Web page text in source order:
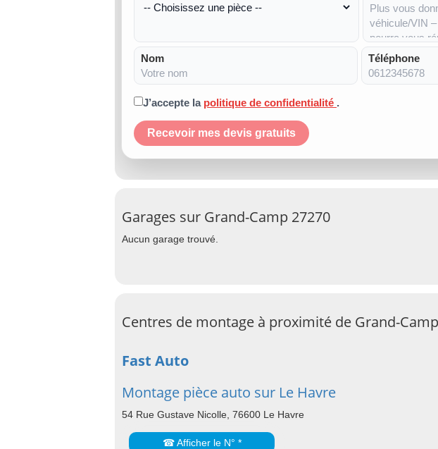
Nom Téléphone
J’accepte la politique de confidentialité .
Recevoir mes devis gratuits
Garages sur Grand-Camp 27270
Aucun garage trouvé.
Centres de montage à proximité de Grand-
Fast Auto
Montage pièce auto sur Le Havre
54 Rue Gustave Nicolle, 76600 Le Havre
☎ Afficher le N° *